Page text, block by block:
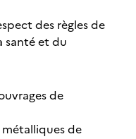
des règles de
santé et du
de
de